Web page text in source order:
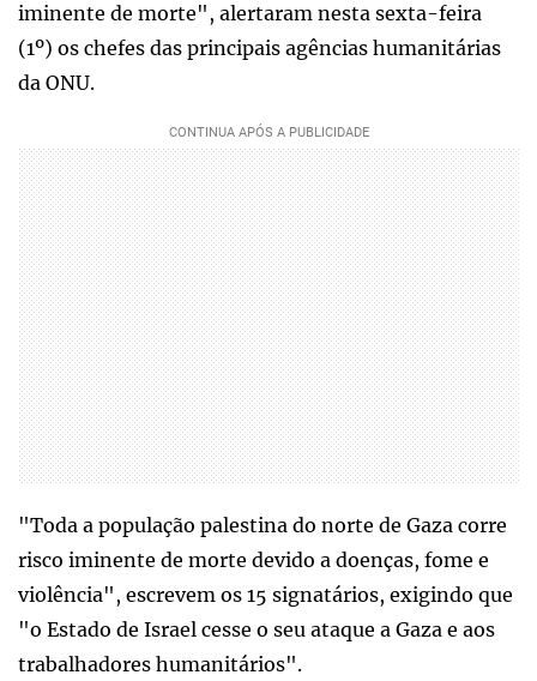
iminente de morte", alertaram nesta sexta-feira
(1º) os chefes das principais agências humanitárias
da ONU.
"Toda a população palestina do norte de Gaza corre
risco iminente de morte devido a doenças, fome e
violência", escrevem os 15 signatários, exigindo que
"o Estado de Israel cesse o seu ataque a Gaza e aos
trabalhadores humanitários".